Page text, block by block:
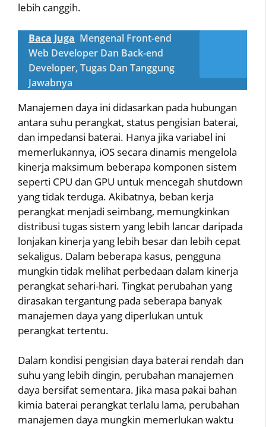
lebih canggih.
Baca Juga Mengenal Front-end
Web Developer Dan Back-end
Developer, Tugas Dan Tanggung
Jawabnya
Manajemen daya ini didasarkan pada hubungan
antara suhu perangkat, status pengisian baterai,
dan impedansi baterai. Hanya jika variabel ini
memerlukannya, iOS secara dinamis mengelola
kinerja maksimum beberapa komponen sistem
seperti CPU dan GPU untuk mencegah shutdown
yang tidak terduga. Akibatnya, beban kerja
perangkat menjadi seimbang, memungkinkan
distribusi tugas sistem yang lebih lancar daripada
lonjakan kinerja yang lebih besar dan lebih cepat
sekaligus. Dalam beberapa kasus, pengguna
mungkin tidak melihat perbedaan dalam kinerja
perangkat sehari-hari. Tingkat perubahan yang
dirasakan tergantung pada seberapa banyak
manajemen daya yang diperlukan untuk
perangkat tertentu.
Dalam kondisi pengisian daya baterai rendah dan
suhu yang lebih dingin, perubahan manajemen
daya bersifat sementara. Jika masa pakai bahan
kimia baterai perangkat terlalu lama, perubahan
manajemen daya mungkin memerlukan waktu